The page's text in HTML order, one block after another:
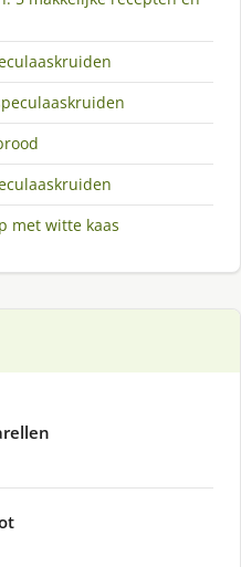
met witte kaas